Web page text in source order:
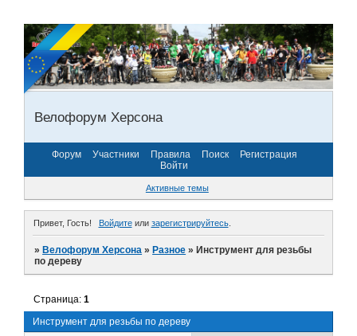
Велофорум Херсона
Форум Участники Правила Поиск
Регистрация
Войти
Активные темы
Привет, Гость! Войдитеили зарегистрируйтесь.
»Велофорум Херсона »Разное »Инструмент для резьбы
по дереву
Инструмент для резьбы по дереву
Страница:1